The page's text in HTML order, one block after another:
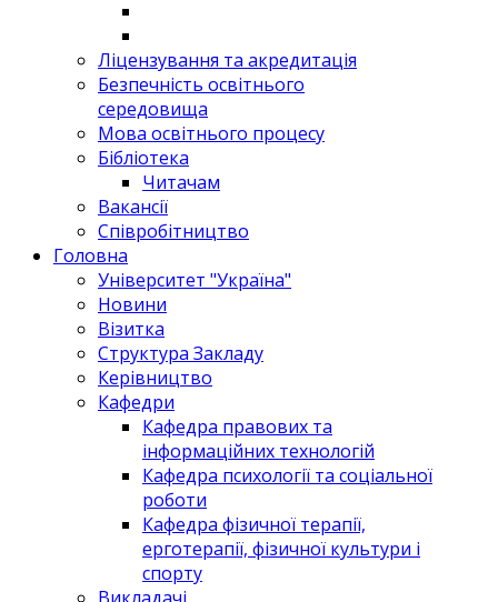
Ліцензування та акредитація
Безпечність освітнього
середовища
Мова освітнього процесу
Бібліотека
Читачам
Вакансії
Співробітництво
Головна
Університет "Україна"
Новини
Візитка
Структура Закладу
Керівництво
Кафедри
Кафедра правових та
інформаційних технологій
Кафедра психології та соціальної
роботи
Кафедра фізичної терапії,
ерготерапії, фізичної культури і
спорту